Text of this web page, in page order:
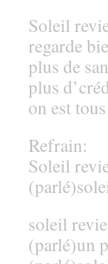
Soleil
regarde
plus de
plus
on est
Refrain:
Soleil
soleil
(parlé)un